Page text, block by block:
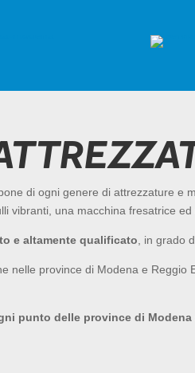
di ogni genere di attrezzature e
vibranti, una macchina fresatrice ed
e altamente qualificato , in grado
nelle province di Modena e Reggio
punto delle province di Modena